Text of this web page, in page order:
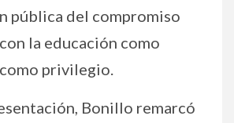
pública del compromiso
la educación como
privilegio.
Bonillo remarcó